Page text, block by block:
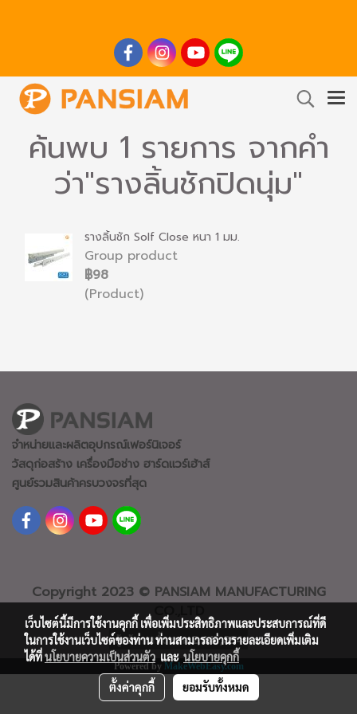
ค้นพบ 1 รายการ จากคำ
ว่า"รางลิ้นชักปิดนุ่ม"
รางลิ้นชัก Solf Close หนา 1 มม.
Group product
฿98
(Product)
จำหน่ายและผลิตอุปกรณ์เฟอร์นิเจอร์
วัสดุก่อสร้าง เครื่องมือช่าง ฮาร์ดแวร์เฮ้าส์
ศูนย์รวมสินค้าครบวงจรที่สุด
Copyright 2023 © PANSIAM MANUFACTURING
CO.,LTD
ผู้เข้าชมทั้งหมด2,445,894
Powered by MakeWebEasy.com
เว็บไซต์นี้มีการใช้งานคุกกี้ เพื่อเพิ่มประสิทธิภาพและประสบการณ์ที่ดี
ในการใช้งานเว็บไซต์ของท่าน ท่านสามารถอ่านรายละเอียดเพิ่มเติม
ได้ที่นโยบายความเป็นส่วนตัว และ นโยบายคุกกี้
ตั้งค่าคุกกี้ ยอมรับทั้งหมด